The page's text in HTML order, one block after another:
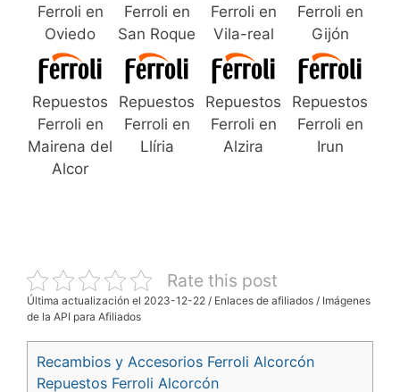
Ferroli en
Oviedo
Ferroli en
San Roque
Ferroli en
Vila-real
Ferroli en
Gijón
Repuestos
Ferroli en
Mairena del
Alcor
Repuestos
Ferroli en
Llíria
Repuestos
Ferroli en
Alzira
Repuestos
Ferroli en
Irun
Rate this post
Última actualización el 2023-12-22 / Enlaces de afiliados / Imágenes
de la API para Afiliados
Recambios y Accesorios Ferroli Alcorcón
Repuestos Ferroli Alcorcón